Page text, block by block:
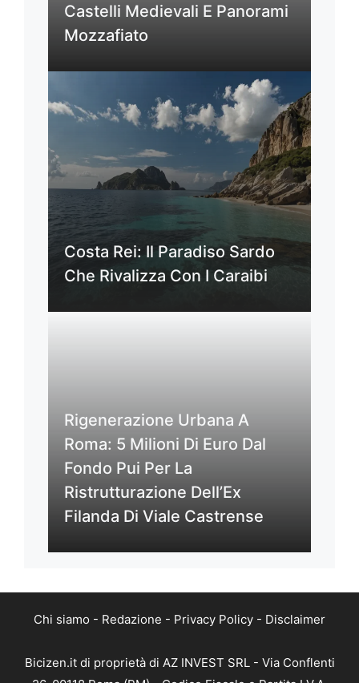
Castelli Medievali E Panorami
Mozzafiato
Costa Rei: Il Paradiso Sardo
Che Rivalizza Con I Caraibi
Rigenerazione Urbana A
Roma: 5 Milioni Di Euro Dal
Fondo Pui Per La
Ristrutturazione Dell’Ex
Filanda Di Viale Castrense
Chi siamo - Redazione - Privacy Policy - Disclaimer
Bicizen.it di proprietà di AZ INVEST SRL - Via Conflenti